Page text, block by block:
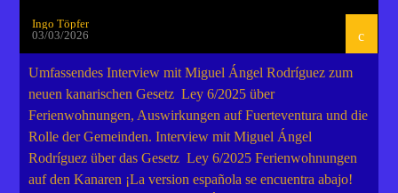
Ingo Töpfer
03/03/2026
Umfassendes Interview mit Miguel Ángel Rodríguez zum
neuen kanarischen Gesetz Ley 6/2025 über
Ferienwohnungen, Auswirkungen auf Fuerteventura und die
Rolle der Gemeinden. Interview mit Miguel Ángel
Rodríguez über das Gesetz Ley 6/2025 Ferienwohnungen
auf den Kanaren ¡La version española se encuentra abajo!